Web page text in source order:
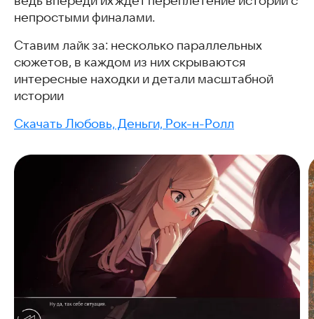
непростыми финалами.
Ставим лайк за: несколько параллельных
сюжетов, в каждом из них скрываются
интересные находки и детали масштабной
истории
Скачать Любовь, Деньги, Рок-н-Ролл